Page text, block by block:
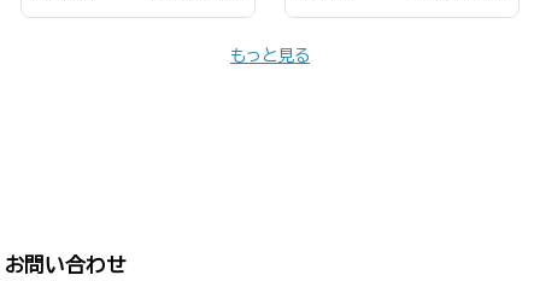
もっと見る
お問い合わせ